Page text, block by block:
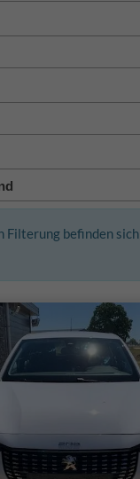
Filterung befinden sich